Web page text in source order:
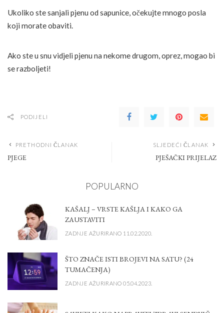
Ukoliko ste sanjali pjenu od sapunice, očekujte mnogo posla
koji morate obaviti.
Ako ste u snu vidjeli pjenu na nekome drugom, oprez, mogao bi
se razboljeti!
PODIJELI
PRETHODNI ČLANAK
PJEGE
SLJEDEĆI ČLANAK
PJEŠAČKI PRIJELAZ
POPULARNO
KAŠALJ – VRSTE KAŠLJA I KAKO GA
ZAUSTAVITI
ZADNJE AŽURIRANO 11.02.2020.
ŠTO ZNAČE ISTI BROJEVI NA SATU? (24
TUMAČENJA)
ZADNJE AŽURIRANO 05.04.2023.